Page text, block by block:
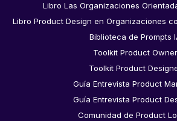
Libro Las Organizaciones
Libro Product Design en Organizaciones
Biblioteca de Prompts
Toolkit Product Owner
Toolkit Product
Guía Entrevista Product
Guía Entrevista Product
Comunidad de Product